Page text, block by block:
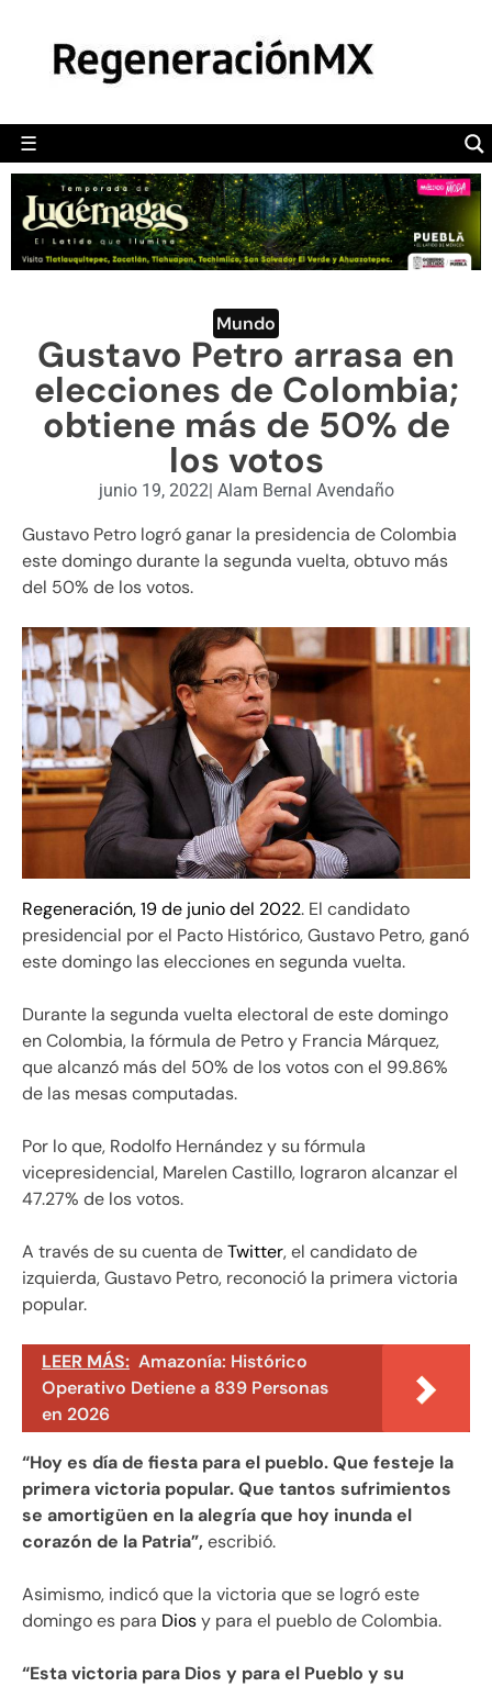
☰
POLÍTICA
CAMALEÓN
OPINIÓN
DEPORTES
ENGLISH SECTION
VIDEOS
Mundo
Gustavo Petro arrasa en
elecciones de Colombia;
obtiene más de 50% de
los votos
junio 19, 2022| Alam Bernal Avendaño
Gustavo Petro logró ganar la presidencia de Colombia
este domingo durante la segunda vuelta, obtuvo más
del 50% de los votos.
Regeneración, 19 de junio del 2022. El candidato
presidencial por el Pacto Histórico, Gustavo Petro, ganó
este domingo las elecciones en segunda vuelta.
Durante la segunda vuelta electoral de este domingo
en Colombia, la fórmula de Petro y Francia Márquez,
que alcanzó más del 50% de los votos con el 99.86%
de las mesas computadas.
Por lo que, Rodolfo Hernández y su fórmula
vicepresidencial, Marelen Castillo, lograron alcanzar el
47.27% de los votos.
A través de su cuenta deTwitter, el candidato de
izquierda, Gustavo Petro, reconoció la primera victoria
popular.
LEER MÁS: Amazonía: Histórico
Operativo Detiene a 839 Personas
en 2026
“Hoy es día de fiesta para el pueblo. Que festeje la
primera victoria popular. Que tantos sufrimientos
se amortigüen en la alegría que hoy inunda el
corazón de la Patria”, escribió.
Asimismo, indicó que la victoria que se logró este
domingo es para Diosy para el pueblo de Colombia.
“Esta victoria para Dios y para el Pueblo y su